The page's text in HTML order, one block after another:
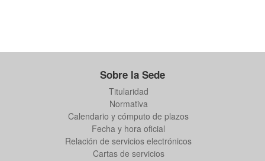
Sobre la Sede
Titularidad
Normativa
Calendario y cómputo de plazos
Fecha y hora oficial
Relación de servicios electrónicos
Cartas de servicios